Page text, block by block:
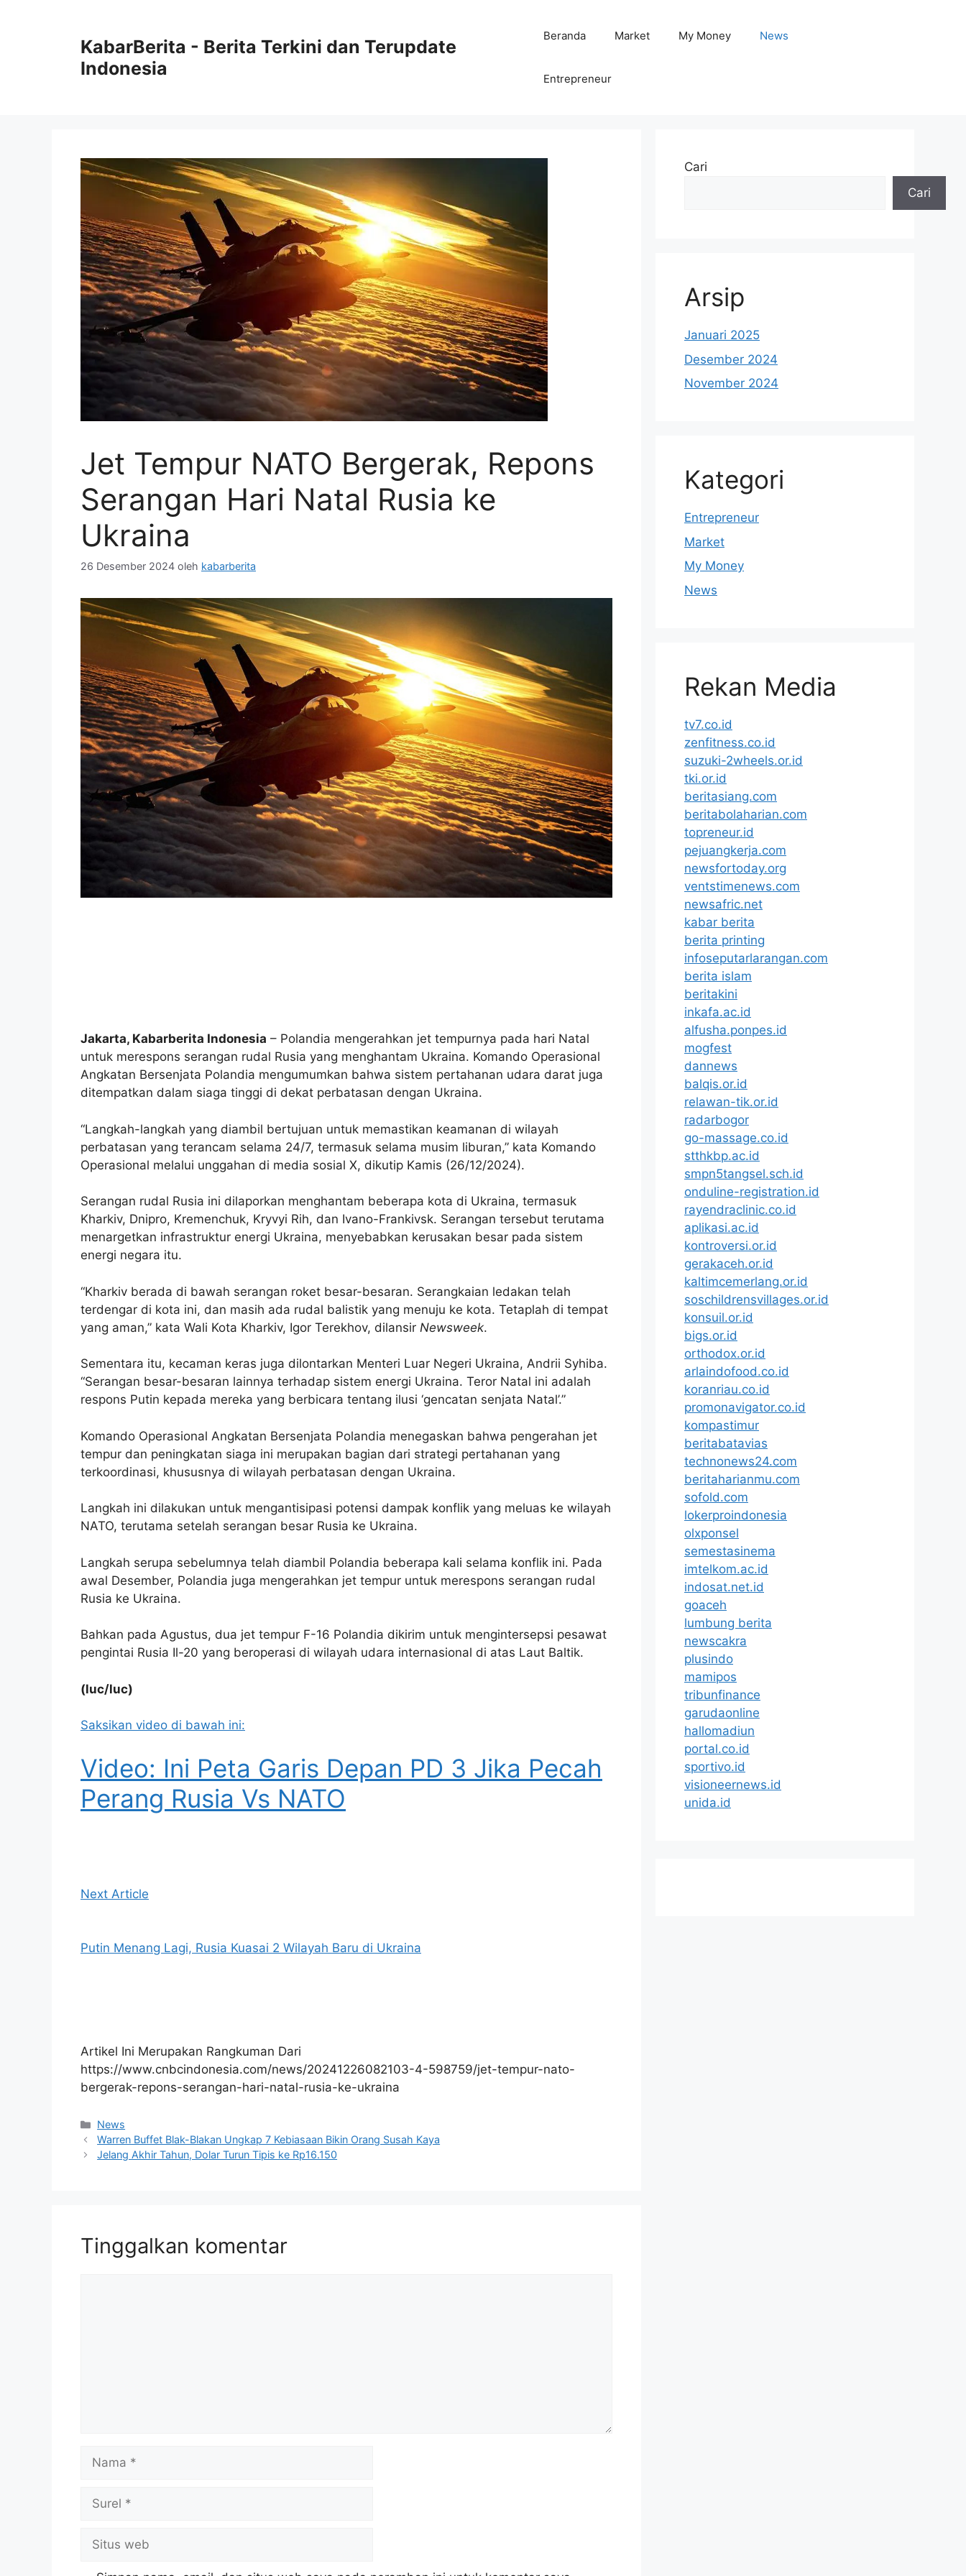
KabarBerita - Berita Terkini dan Terupdate
Indonesia
Beranda Market My Money News
Entrepreneur
Jet Tempur NATO Bergerak, Repons
Serangan Hari Natal Rusia ke
Ukraina
26 Desember 2024 oleh kabarberita
Jakarta, Kabarberita Indonesia – Polandia mengerahkan jet tempurnya pada hari Natal
untuk merespons serangan rudal Rusia yang menghantam Ukraina. Komando Operasional
Angkatan Bersenjata Polandia mengumumkan bahwa sistem pertahanan udara darat juga
ditempatkan dalam siaga tinggi di dekat perbatasan dengan Ukraina.
“Langkah-langkah yang diambil bertujuan untuk memastikan keamanan di wilayah
perbatasan yang terancam selama 24/7, termasuk selama musim liburan,” kata Komando
Operasional melalui unggahan di media sosial X, dikutip Kamis (26/12/2024).
Serangan rudal Rusia ini dilaporkan menghantam beberapa kota di Ukraina, termasuk
Kharkiv, Dnipro, Kremenchuk, Kryvyi Rih, dan Ivano-Frankivsk. Serangan tersebut terutama
menargetkan infrastruktur energi Ukraina, menyebabkan kerusakan besar pada sistem
energi negara itu.
“Kharkiv berada di bawah serangan roket besar-besaran. Serangkaian ledakan telah
terdengar di kota ini, dan masih ada rudal balistik yang menuju ke kota. Tetaplah di tempat
yang aman,” kata Wali Kota Kharkiv, Igor Terekhov, dilansir Newsweek.
Sementara itu, kecaman keras juga dilontarkan Menteri Luar Negeri Ukraina, Andrii Syhiba.
“Serangan besar-besaran lainnya terhadap sistem energi Ukraina. Teror Natal ini adalah
respons Putin kepada mereka yang berbicara tentang ilusi ‘gencatan senjata Natal’.”
Komando Operasional Angkatan Bersenjata Polandia menegaskan bahwa pengerahan jet
tempur dan peningkatan siaga ini merupakan bagian dari strategi pertahanan yang
terkoordinasi, khususnya di wilayah perbatasan dengan Ukraina.
Langkah ini dilakukan untuk mengantisipasi potensi dampak konflik yang meluas ke wilayah
NATO, terutama setelah serangan besar Rusia ke Ukraina.
Langkah serupa sebelumnya telah diambil Polandia beberapa kali selama konflik ini. Pada
awal Desember, Polandia juga mengerahkan jet tempur untuk merespons serangan rudal
Rusia ke Ukraina.
Bahkan pada Agustus, dua jet tempur F-16 Polandia dikirim untuk mengintersepsi pesawat
pengintai Rusia Il-20 yang beroperasi di wilayah udara internasional di atas Laut Baltik.
(luc/luc)
Saksikan video di bawah ini:
Video: Ini Peta Garis Depan PD 3 Jika Pecah
Perang Rusia Vs NATO
Next Article
Putin Menang Lagi, Rusia Kuasai 2 Wilayah Baru di Ukraina
Artikel Ini Merupakan Rangkuman Dari
https://www.cnbcindonesia.com/news/20241226082103-4-598759/jet-tempur-nato-
bergerak-repons-serangan-hari-natal-rusia-ke-ukraina
Kategori
News
Warren Buffet Blak-Blakan Ungkap 7 Kebiasaan Bikin Orang Susah Kaya
Jelang Akhir Tahun, Dolar Turun Tipis ke Rp16.150
Tinggalkan komentar
Nama
Surel
Situs
web
Cari
Cari
Arsip
Januari 2025
Desember 2024
November 2024
Kategori
Entrepreneur
Market
My Money
News
Rekan Media
tv7.co.id
zenfitness.co.id
suzuki-2wheels.or.id
tki.or.id
beritasiang.com
beritabolaharian.com
topreneur.id
pejuangkerja.com
newsfortoday.org
ventstimenews.com
newsafric.net
kabar berita
berita printing
infoseputarlarangan.com
berita islam
beritakini
inkafa.ac.id
alfusha.ponpes.id
mogfest
dannews
balqis.or.id
relawan-tik.or.id
radarbogor
go-massage.co.id
stthkbp.ac.id
smpn5tangsel.sch.id
onduline-registration.id
rayendraclinic.co.id
aplikasi.ac.id
kontroversi.or.id
gerakaceh.or.id
kaltimcemerlang.or.id
soschildrensvillages.or.id
konsuil.or.id
bigs.or.id
orthodox.or.id
arlaindofood.co.id
koranriau.co.id
promonavigator.co.id
kompastimur
beritabatavias
technonews24.com
beritaharianmu.com
sofold.com
lokerproindonesia
olxponsel
semestasinema
imtelkom.ac.id
indosat.net.id
goaceh
lumbung berita
newscakra
plusindo
mamipos
tribunfinance
garudaonline
hallomadiun
portal.co.id
sportivo.id
visioneernews.id
unida.id